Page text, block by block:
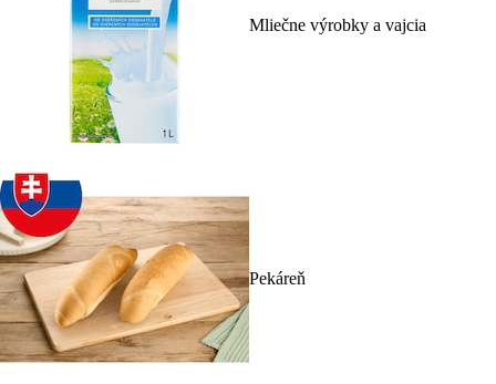
Mliečne výrobky a vajcia
Pekáreň